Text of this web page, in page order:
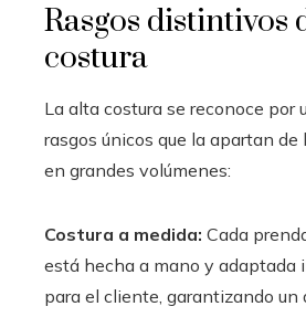
Rasgos distintivos
costura
La alta costura se reconoce por
rasgos únicos que la apartan
en grandes volúmenes:
Costura a medida: Cada
está hecha a mano y adaptada
para el cliente, garantizando un